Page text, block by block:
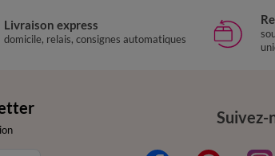
Livraison express
domicile, relais, consignes automatiques
Suivez-